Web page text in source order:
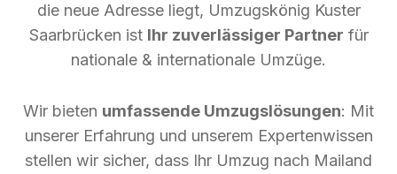
die neue Adresse liegt, Umzugskönig Kuster
Saarbrücken ist Ihr zuverlässiger Partner für
nationale & internationale Umzüge.
Wir bieten umfassende Umzugslösungen: Mit
unserer Erfahrung und unserem Expertenwissen
stellen wir sicher, dass Ihr Umzug nach Mailand